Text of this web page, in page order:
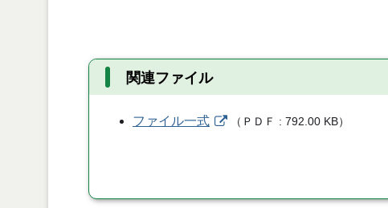
関連ファイル
ファイル一式 （ ＰＤＦ 792.00 KB）